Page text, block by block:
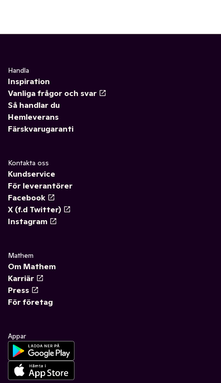
Handla
Inspiration
Vanliga frågor och svar
Så handlar du
Hemleverans
Färskvarugaranti
Kontakta oss
Kundservice
För leverantörer
Facebook
X (f.d Twitter)
Instagram
Mathem
Om Mathem
Karriär
Press
För företag
Appar